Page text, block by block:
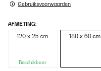
Gebruiksvoorwaarden
AFMETING:
120 x 25 cm
Beschikbaar
180 x 60 cm